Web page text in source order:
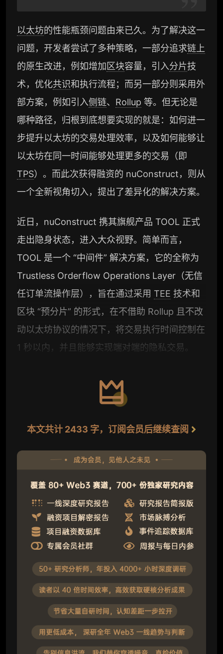
以太坊的性能瓶颈问题由来已久。为了解决这一
问题，开发者尝试了多种策略，一部分追求链上
的原生改进，例如增加区块容量，引入分片技
术，优化共识和执行流程；而另一部分则采用外
部方案，例如引入侧链、 Rollup 等。但无论是
哪种路径，归根到底想要实现的就是：如何进一
步提升以太坊的交易处理效率，以及如何能够让
以太坊在同一时间能够处理更多的交易（即
TPS）。而此次获得融资的 nuConstruct，则从
一个全新视角切入，提出了差异化的解决方案。
近日，nuConstruct 携其旗舰产品 TOOL 正式
走出隐身状态，进入大众视野。简单而言，
TOOL 是一个 “中间件” 解决方案，它的全称为
Trustless Orderflow Operations Layer（无信
任订单流操作层），旨在通过采用 TEE 技术和
区块 “预分片” 的形式，在不借助 Rollup 且不改
动以太坊协议的情况下，将交易执行时间控制在
1 秒以内，并且能够实现端对端的隐私交易。
本文共计 2433 字，订阅会员后继续查阅